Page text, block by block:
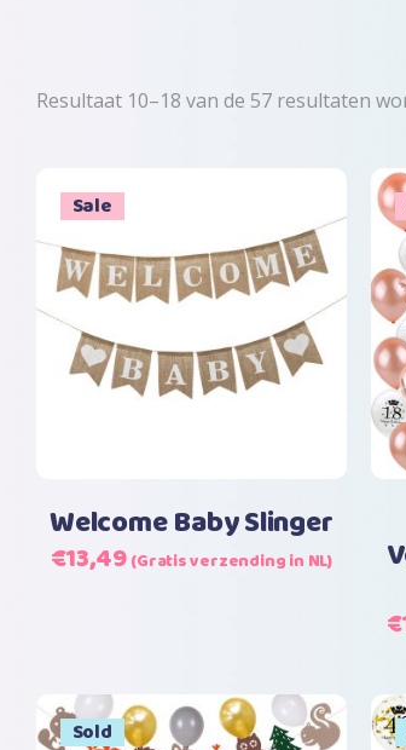
Resultaat 10–18 van de 57 resultaten
Sale
Toevoegen aan
Welcome Baby Slinger
Oorspronkelijke
€13,49Huidige
(Gratis verzending in NL)
€
Sale
Sold